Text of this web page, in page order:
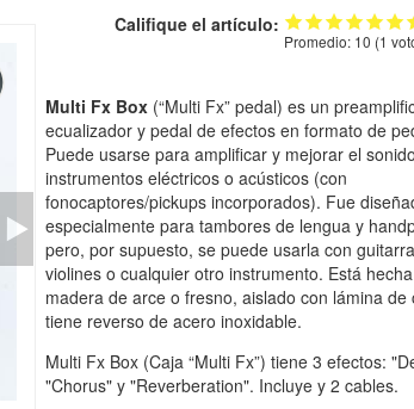
Califique el artículo:
Promedio: 10 (1
Multi Fx Box (“Multi Fx” pedal) es un
ecualizador y pedal de efectos en formato de
Puede usarse para amplificar y mejorar el
instrumentos eléctricos o acústicos (con
fonocaptores/pickups incorporados). Fue
especialmente para tambores de lengua y
pero, por supuesto, se puede usarla con
violines o cualquier otro instrumento. Está
madera de arce o fresno, aislado con lámina de
tiene reverso de acero inoxidable.
Multi Fx Box (Caja “Multi Fx”) tiene 3 efectos:
"Chorus" y "Reverberation". Incluye y 2 cables.